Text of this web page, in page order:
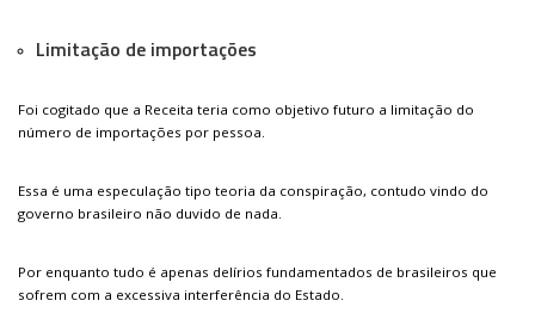
Limitação de importações
Foi cogitado que a Receita teria como objetivo futuro a limitação do
número de importações por pessoa.
Essa é uma especulação tipo teoria da conspiração, contudo vindo do
governo brasileiro não duvido de nada.
Por enquanto tudo é apenas delírios fundamentados de brasileiros que
sofrem com a excessiva interferência do Estado.